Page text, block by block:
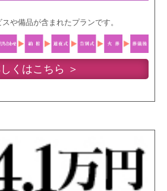
や備品が含まれたプランです。
くはこちら ＞